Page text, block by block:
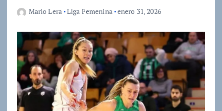
Mario Lera Liga Femenina enero 31, 2026